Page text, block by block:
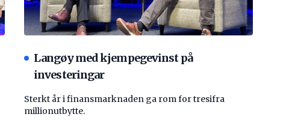
Langøy med kjempegevinst på
investeringar
Sterkt år i finansmarknaden ga rom for tresifra
millionutbytte.